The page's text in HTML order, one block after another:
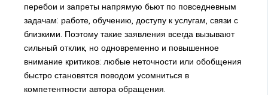
перебои и запреты напрямую бьют по повседневным
задачам: работе, обучению, доступу к услугам, связи с
близкими. Поэтому такие заявления всегда вызывают
сильный отклик, но одновременно и повышенное
внимание критиков: любые неточности или обобщения
быстро становятся поводом усомниться в
компетентности автора обращения.